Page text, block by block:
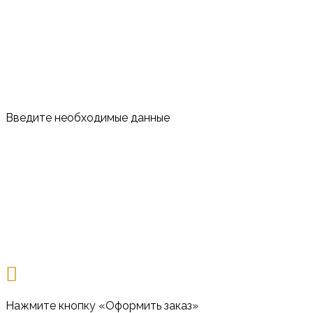
Введите необходимые данные
Нажмите кнопку «Оформить заказ»